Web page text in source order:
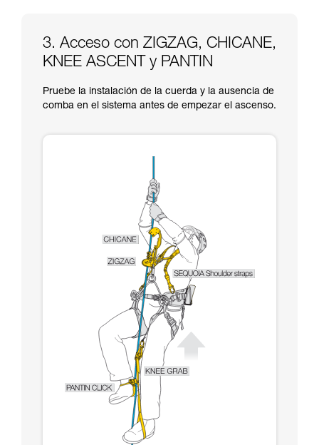
3. Acceso con ZIGZAG, CHICANE,
KNEE ASCENT y PANTIN
Pruebe la instalación de la cuerda y la ausencia de
comba en el sistema antes de empezar el ascenso.